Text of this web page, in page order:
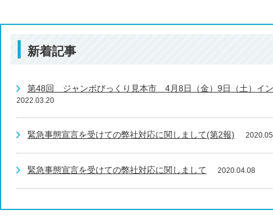
新着記事
第48回 ジャンボびっくり見本市 4月8日（金）9日（土）イ
2022.03.20
緊急事態宣言を受けての弊社対応に関しまして(第2報)
緊急事態宣言を受けての弊社対応に関しまして 2020.04.08